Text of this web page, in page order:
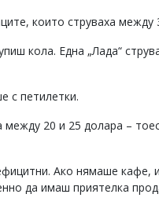
които струваха
кола. Една „Лада“
с петилетки.
20 и 25 долара –
Ако нямаше
да имаш приятелка